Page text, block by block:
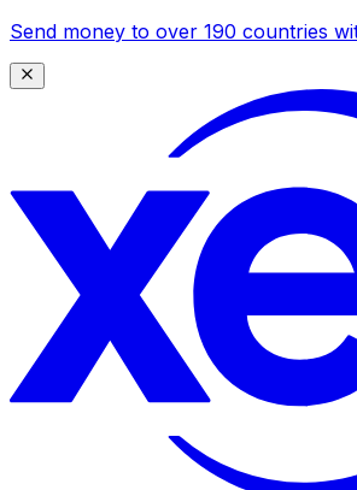
Send money to over 190 countries